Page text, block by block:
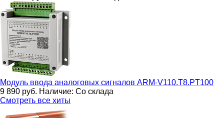
Модуль ввода аналоговых сигналов ARM-V110.T8.PT100
9 890 руб. Наличие: Со склада
Смотреть все хиты